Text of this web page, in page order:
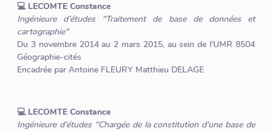
💻 LECOMTE Constance
Ingénieure d’études "Traitement de base de données et
cartographie"
Du 3 novembre 2014 au 2 mars 2015, au sein de l'UMR 8504
Géographie-cités
Encadrée par Antoine FLEURY Matthieu DELAGE
💻 LECOMTE Constance
Ingénieure d’études "Chargée de la constitution d'une base de